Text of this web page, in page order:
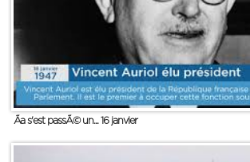
Ãa s'est passÃ© un... 16 janvier